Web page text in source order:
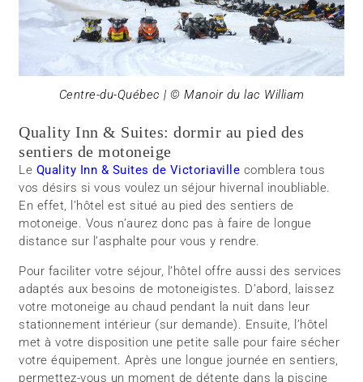
Centre-du-Québec | © Manoir du lac William
Quality Inn & Suites: dormir au pied des
sentiers de motoneige
Le Quality Inn & Suites de Victoriaville comblera tous
vos désirs si vous voulez un séjour hivernal inoubliable.
En effet, l’hôtel est situé au pied des sentiers de
motoneige. Vous n’aurez donc pas à faire de longue
distance sur l’asphalte pour vous y rendre.
Pour faciliter votre séjour, l’hôtel offre aussi des services
adaptés aux besoins de motoneigistes. D’abord, laissez
votre motoneige au chaud pendant la nuit dans leur
stationnement intérieur (sur demande). Ensuite, l’hôtel
met à votre disposition une petite salle pour faire sécher
votre équipement. Après une longue journée en sentiers,
permettez-vous un moment de détente dans la piscine